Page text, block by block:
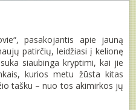
pasakojantis apie jauną
patirčių, leidžiasi į kelionę
siaubinga kryptimi, kai jie
kurios metu žūsta kitas
tašku – nuo tos akimirkos jų